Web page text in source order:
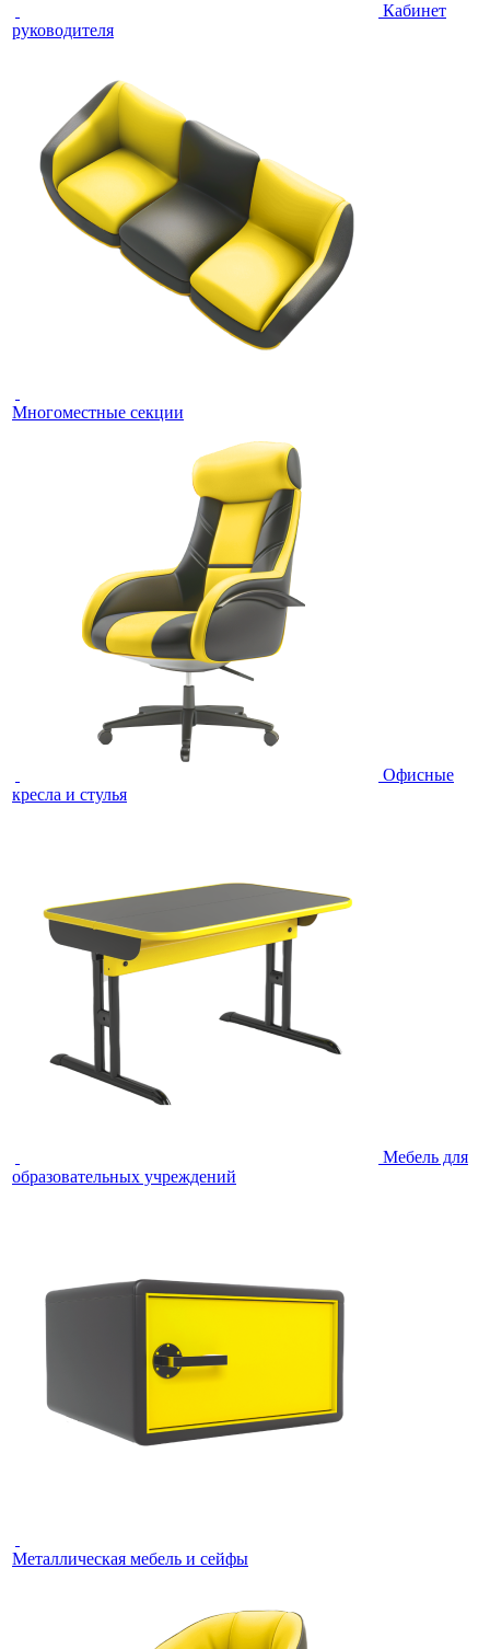
Кабинет
руководителя
Многоместные секции
Офисные
кресла и стулья
Мебель для
образовательных учреждений
Металлическая мебель и сейфы